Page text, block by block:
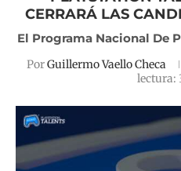
CERRARÁ LAS
El Programa Nacional De
PorGuillermo Vaello Checa